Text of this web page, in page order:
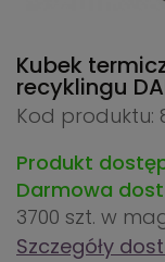
Kubek
recyklingu
Kod produktu:
Produkt
Darmowa
3700 szt. w
Szczegóły